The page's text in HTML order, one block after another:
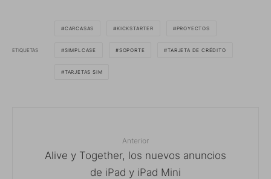
ETIQUETAS
CARCASAS KICKSTARTER PROYECTOS
SIMPLCASE SOPORTE TARJETA DE CRÉDITO
TARJETAS SIM
Anterior
Alive y Together, los nuevos anuncios
de iPad y iPad Mini